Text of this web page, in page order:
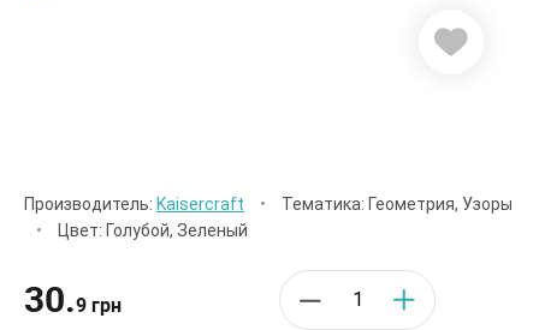
Производитель: Kaisercraft •
Тематика: Геометрия, Узоры
•
Цвет: Голубой, Зеленый
30.9 грн